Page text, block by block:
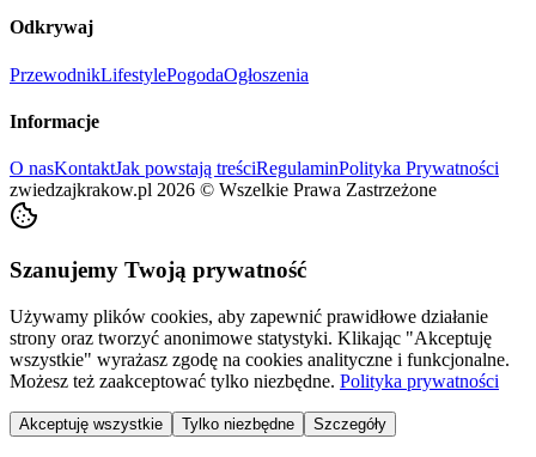
Odkrywaj
PrzewodnikLifestylePogodaOgłoszenia
Informacje
O nasKontaktJak powstają treściRegulaminPolityka Prywatności
zwiedzajkrakow.pl 2026 © Wszelkie Prawa Zastrzeżone
Szanujemy Twoją prywatność
Używamy plików cookies, aby zapewnić prawidłowe działanie
strony oraz tworzyć anonimowe statystyki. Klikając "Akceptuję
wszystkie" wyrażasz zgodę na cookies analityczne i funkcjonalne.
Możesz też zaakceptować tylko niezbędne. Polityka prywatności
Akceptuję wszystkie Tylko niezbędne Szczegóły